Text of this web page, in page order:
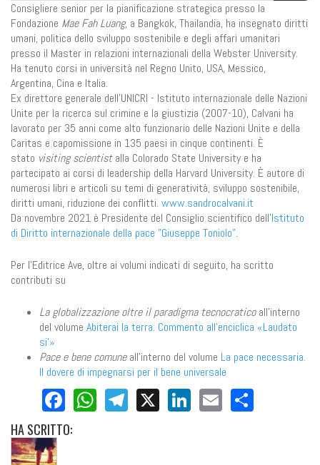
Consigliere senior per la pianificazione strategica presso la
Fondazione Mae Fah Luang, a Bangkok, Thailandia, ha insegnato diritti
umani, politica dello sviluppo sostenibile e degli affari umanitari
presso il Master in relazioni internazionali della Webster University.
Ha tenuto corsi in università nel Regno Unito, USA, Messico,
Argentina, Cina e Italia.
Ex direttore generale dell’UNICRI - Istituto internazionale delle Nazioni
Unite per la ricerca sul crimine e la giustizia (2007-10), Calvani ha
lavorato per 35 anni come alto funzionario delle Nazioni Unite e della
Caritas e capomissione in 135 paesi in cinque continenti. È
stato visiting scientistalla Colorado State University e ha
partecipato ai corsi di leadership della Harvard University. È autore di
numerosi libri e articoli su temi di generatività, sviluppo sostenibile,
diritti umani, riduzione dei conflitti. www.sandrocalvani.it
Da novembre 2021 è Presidente del Consiglio scientifico dell'Istituto
di Diritto internazionale della pace "Giuseppe Toniolo".
Per l'Editrice Ave, oltre ai volumi indicati di seguito, ha scritto
contributi su
La globalizzazione oltre il paradigma tecnocraticoall'interno
del volume Abiterai la terra. Commento all'enciclica «Laudato
si'»
Pace e bene comuneall'interno del volume La pace necessaria.
Il dovere di impegnarsi per il bene universale
Facebook
WhatsApp
Telegram
X LinkedIn
Email
HASCRITTO: